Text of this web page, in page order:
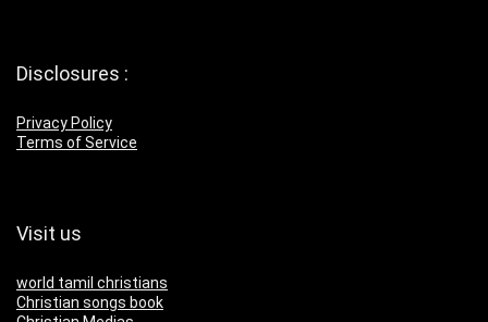
Disclosures :
Privacy Policy
Terms of Service
Visit us
world tamil christians
Christian songs book